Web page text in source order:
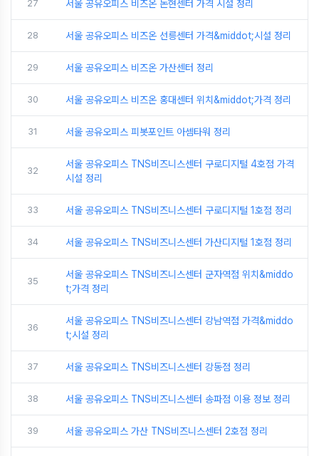
27 서울 공유오피스 비즈온 논현센터 가격 시설 정리
28 서울 공유오피스 비즈온 선릉센터 가격&middot;시설 정리
29 서울 공유오피스 비즈온 가산센터 정리
30 서울 공유오피스 비즈온 홍대센터 위치&middot;가격 정리
31 서울 공유오피스 피봇포인트 아셈타워 정리
32
서울 공유오피스 TNS비즈니스센터 구로디지털 4호점 가격
시설 정리
33 서울 공유오피스 TNS비즈니스센터 구로디지털 1호점 정리
34 서울 공유오피스 TNS비즈니스센터 가산디지털 1호점 정리
35
서울 공유오피스 TNS비즈니스센터 군자역점 위치&middo
t;가격 정리
36
서울 공유오피스 TNS비즈니스센터 강남역점 가격&middo
t;시설 정리
37 서울 공유오피스 TNS비즈니스센터 강동점 정리
38 서울 공유오피스 TNS비즈니스센터 송파점 이용 정보 정리
39 서울 공유오피스 가산 TNS비즈니스센터 2호점 정리